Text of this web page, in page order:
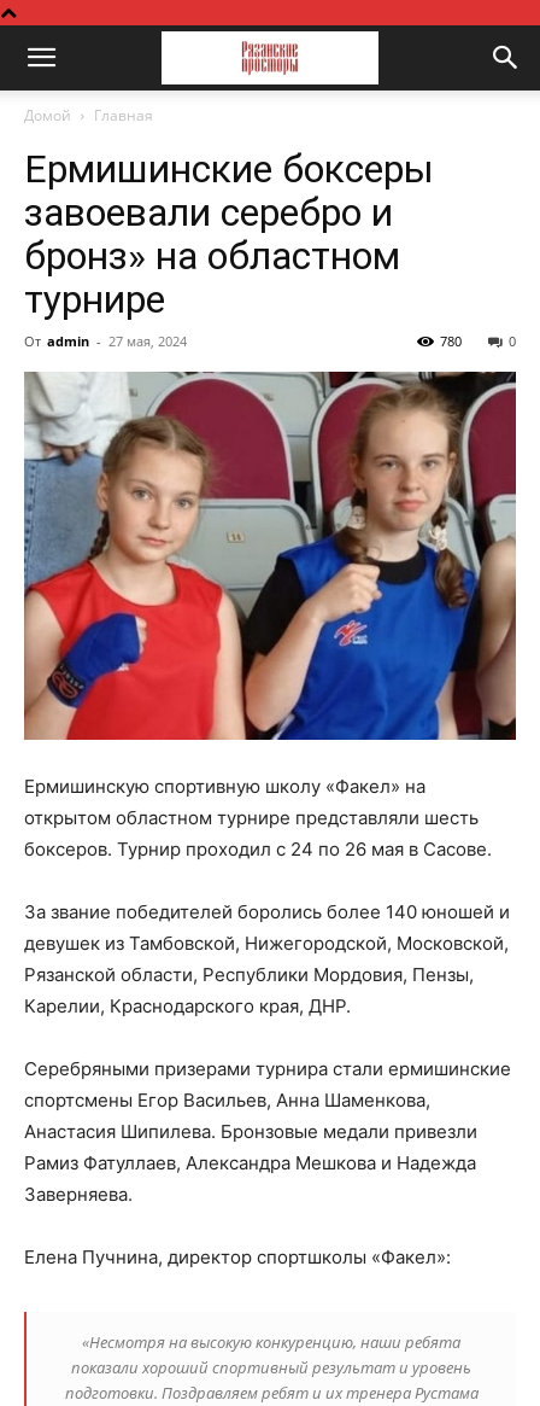
Домой Главная
Ермишинские боксеры
завоевали серебро и
бронз» на областном
турнире
От admin - 27 мая, 2024 0
780
Ермишинскую спортивную школу «Факел» на
открытом областном турнире представляли шесть
боксеров. Турнир проходил с 24 по 26 мая в Сасове.
За звание победителей боролись более 140 юношей и
девушек из Тамбовской, Нижегородской, Московской,
Рязанской области, Республики Мордовия, Пензы,
Карелии, Краснодарского края, ДНР.
Серебряными призерами турнира стали ермишинские
спортсмены Егор Васильев, Анна Шаменкова,
Анастасия Шипилева. Бронзовые медали привезли
Рамиз Фатуллаев, Александра Мешкова и Надежда
Заверняева.
Елена Пучнина, директор спортшколы «Факел»:
«Несмотря на высокую конкуренцию, наши ребята
показали хороший спортивный результат и уровень
подготовки. Поздравляем ребят и их тренера Рустама